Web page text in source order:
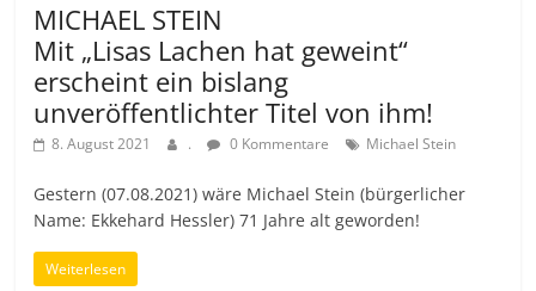
MICHAEL STEIN
Mit „Lisas Lachen hat geweint“
erscheint ein bislang
unveröffentlichter Titel von ihm!
8. August 2021 . 0 Kommentare Michael Stein
Gestern (07.08.2021) wäre Michael Stein (bürgerlicher
Name: Ekkehard Hessler) 71 Jahre alt geworden!
Weiterlesen